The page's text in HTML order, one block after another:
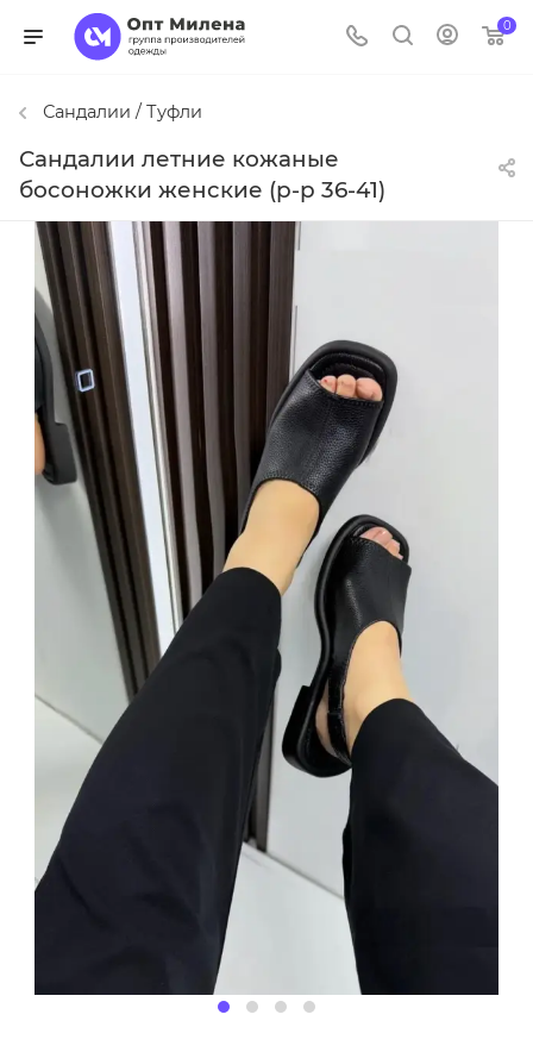
0
Сандалии / Туфли
Сандалии летние кожаные
босоножки женские (р-р 36-41)